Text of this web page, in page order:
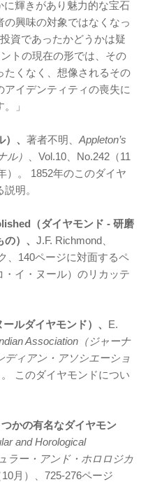
に輝きがあり魅力的な宝石
興味の対象ではなくなっ
資であったかどうかは疑
トの現在の形では、その
たくなく、想像されるその
イデンティティの喪失に
」
、 著者不明、 Appleton’s
）
、Vol.10、No.242（11
）。 1852年のこのダイヤ
明。
（ダイヤモンド - 研磨
）、 J.F. Richmond、
、140ページに対面するペ
・イ・ヌール）のリカッテ
ルダイヤモンド）、 E.
Association（ジャーナ
ィアン・アソシエーショ
。 このダイヤモンドについ
かの有名なダイヤモン
and Horological
ラー・アンド・ホロロジカ
10月）、725-276ページ